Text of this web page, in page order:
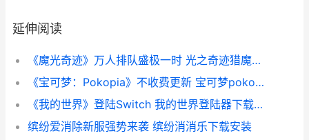
延伸阅读
《魔光奇迹》万人排队盛极一时 光之奇迹猎魔远征
《宝可梦：Pokopia》不收费更新 宝可梦pokopia铠甲碎片
《我的世界》登陆Switch 我的世界登陆器下载手机版
缤纷爱消除新服强势来袭 缤纷消消乐下载安装